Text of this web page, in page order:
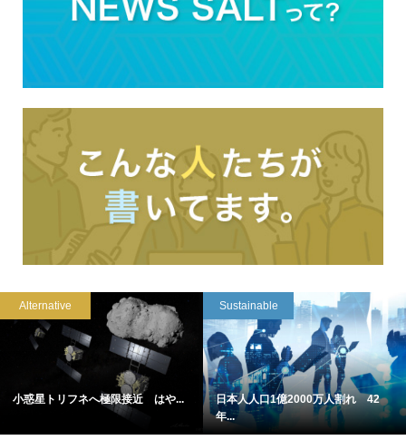
Alternative
小惑星トリフネへ極限接近 はや...
Sustainable
日本人人口1億2000万人割れ 42
年...